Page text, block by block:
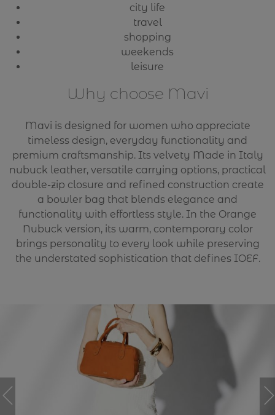
city life
travel
shopping
weekends
leisure
Why choose Mavi
Mavi is designed for women who appreciate
timeless design, everyday functionality and
premium craftsmanship. Its velvety Made in Italy
nubuck leather, versatile carrying options, practical
double-zip closure and refined construction create
a bowler bag that blends elegance and
functionality with effortless style. In the Orange
Nubuck version, its warm, contemporary color
brings personality to every look while preserving
the understated sophistication that defines IOEF.